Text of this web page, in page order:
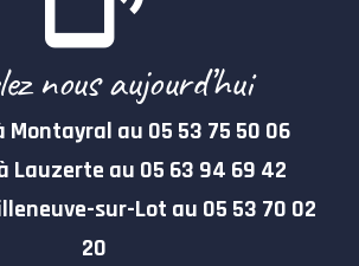
nous aujourd’hui
Montayral au 05 53 75 50 06
Lauzerte au 05 63 94 69 42
sur-Lot au 05 53 70 02
20